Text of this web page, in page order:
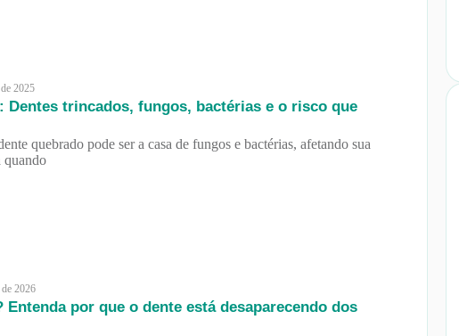
2025
Dentes trincados, fungos, bactérias e o risco que
quebrado pode ser a casa de fungos e bactérias, afetando sua
quando
2026
Entenda por que o dente está desaparecendo dos